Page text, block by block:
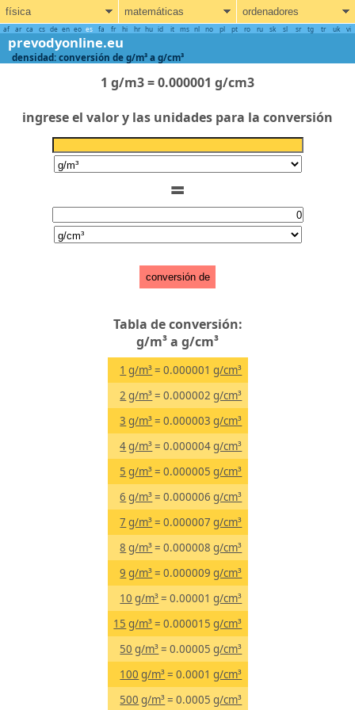
física matemáticas ordenadores
af ar ca cs de en eo es fa fr hi hr hu id it ms nl no pl pt ro ru sk sl sr tg tr uk vi
prevodyonline.eu
densidad: conversión de g/m³ a g/cm³
1 g/m3 = 0.000001 g/cm3
ingrese el valor y las unidades para la conversión
=
conversión de
Tabla de conversión:
g/m³ a g/cm³
1 g/m³= 0.000001g/cm³
2 g/m³= 0.000002g/cm³
3 g/m³= 0.000003g/cm³
4g/m³= 0.000004g/cm³
5 g/m³= 0.000005g/cm³
6 g/m³= 0.000006g/cm³
7 g/m³= 0.000007g/cm³
8 g/m³= 0.000008g/cm³
9 g/m³= 0.000009g/cm³
10 g/m³= 0.00001g/cm³
15 g/m³= 0.000015g/cm³
50 g/m³= 0.00005g/cm³
100 g/m³= 0.0001g/cm³
500 g/m³= 0.0005g/cm³